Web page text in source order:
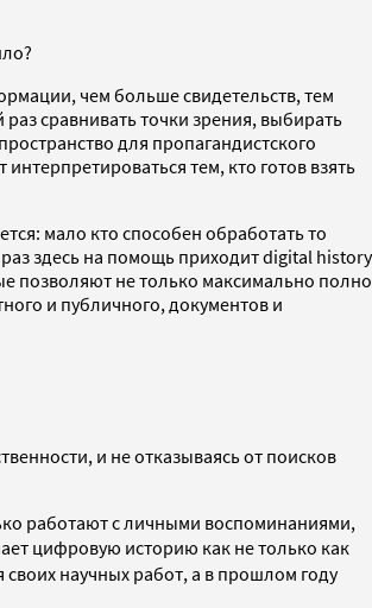
чем больше свидетельств, тем
сравнивать точки зрения, выбирать
для пропагандистского
тем, кто готов взять
мало кто способен обработать то
здесь на помощь приходит digital history
позволяют не только максимально полно
и публичного, документов и
и не отказываясь от поисков
работают с личными воспоминаниями,
цифровую историю как не только как
научных работ, а в прошлом году